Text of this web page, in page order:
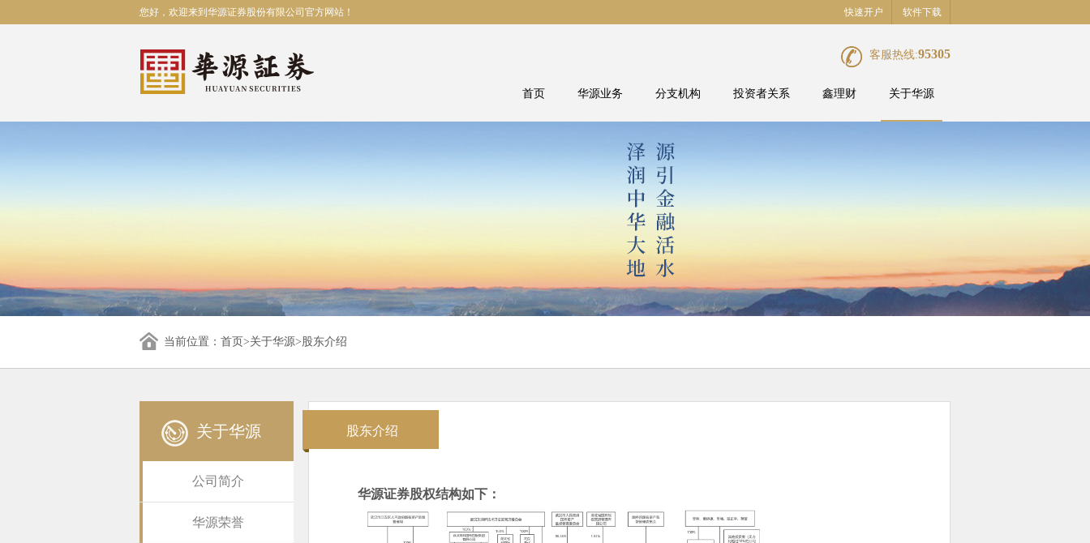
您好，欢迎来到华源证券股份有限公司官方网站！ 快速开户 软件下载
客服热线:95305
首页 华源业务 分支机构 投资者关系 鑫理财 关于华源
当前位置： 首页>关于华源>股东介绍
关于华源
公司简介
华源荣誉
股东介绍
华源证券股权结构如下：